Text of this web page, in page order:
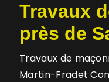
Travaux
près de
Travaux de
Martin-Fradet